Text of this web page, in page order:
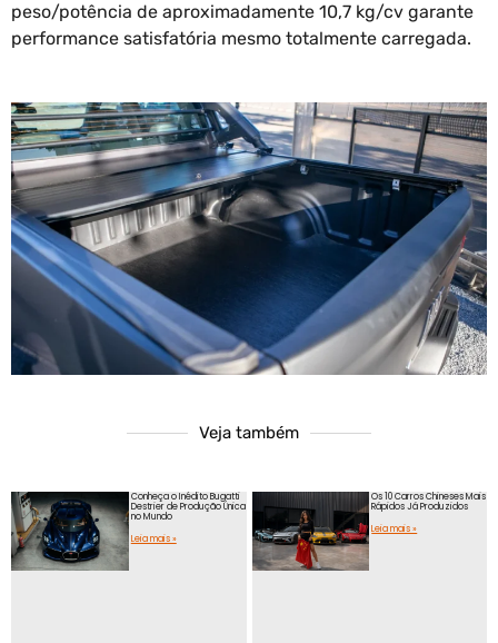
peso/potência de aproximadamente 10,7 kg/cv garante
performance satisfatória mesmo totalmente carregada.
Veja também
Conheça o Inédito Bugatti
Destrier de Produção Única
no Mundo
Leia mais »
Os 10 Carros Chineses Mais
Rápidos Já Produzidos
Leia mais »